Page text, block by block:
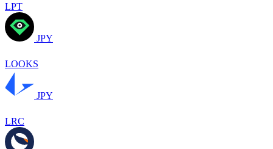
LPT
JPY
LOOKS
JPY
LRC